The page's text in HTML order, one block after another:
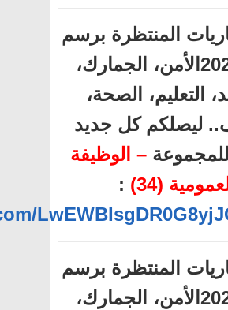
المنتظرة برسم
سنة 2025الأمن، الجمارك،
التعليم، الصحة،
ليصلكم كل جديد
– الوظيفة
(34)
:
المنتظرة برسم
سنة 2025الأمن، الجمارك،